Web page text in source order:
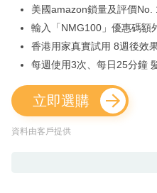
美國amazon鎖量及評價No.
輸入「NMG100」優惠碼額
香港用家真實試用 8週後效
每週使用3次、每日25分鐘
立即選購
資料由客戶提供